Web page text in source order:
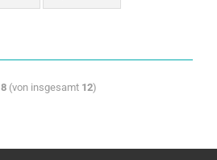
8(von insgesamt 12)